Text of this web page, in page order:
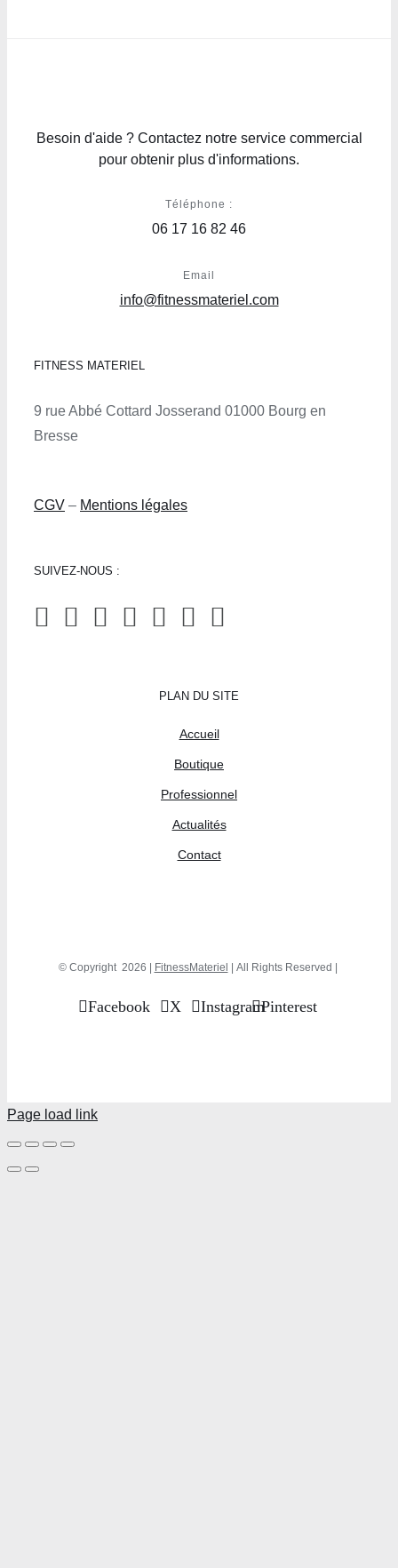
Besoin d'aide ? Contactez notre service commercial
pour obtenir plus d'informations.
Téléphone :
06 17 16 82 46
Email
info@fitnessmateriel.com
FITNESS MATERIEL
9 rue Abbé Cottard Josserand 01000 Bourg en
Bresse
CGV – Mentions légales
SUIVEZ-NOUS :
PLAN DU SITE
Accueil
Boutique
Professionnel
Actualités
Contact
© Copyright 2026 | FitnessMateriel | All Rights Reserved |
Facebook X InstagramPinterest
Page load link